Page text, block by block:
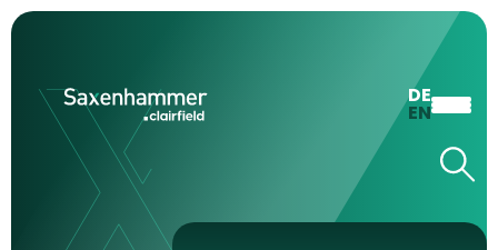
DE
EN